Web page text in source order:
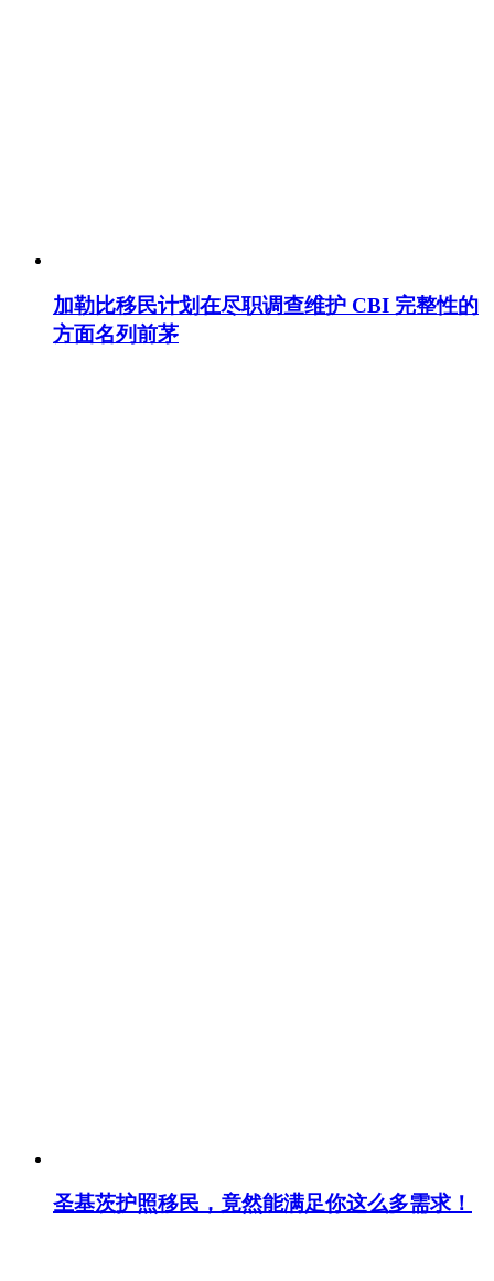
加勒比移民计划在尽职调查维护 CBI 完整性的
方面名列前茅
圣基茨护照移民，竟然能满足你这么多需求！